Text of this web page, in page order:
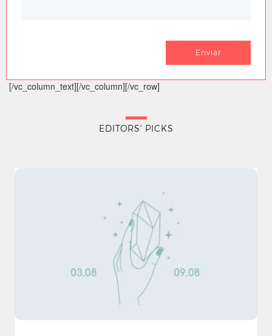
[/vc_column_text][/vc_column][/vc_row]
EDITORS' PICKS